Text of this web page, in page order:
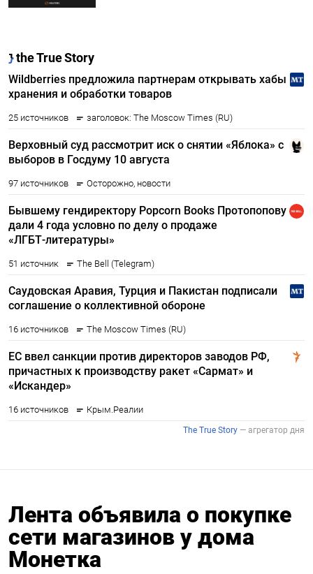
Лента объявила о покупке
сети магазинов у дома
Монетка